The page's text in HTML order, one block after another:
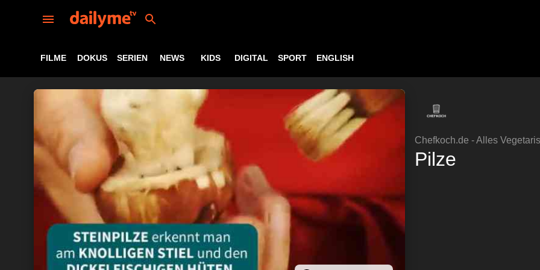
FILME DOKUS SERIEN NEWS KIDS DIGITAL SPORT ENGLISH
Chefkoch.de - Alles
Pilze